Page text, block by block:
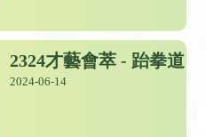
2324才藝會萃 - 跆拳道
2024-06-14